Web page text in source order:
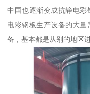
中国也逐渐变成抗静电
电彩钢板生产设备的大
备，基本都是从别的地区